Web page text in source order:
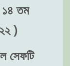
১৪ তম
)
সেফটি